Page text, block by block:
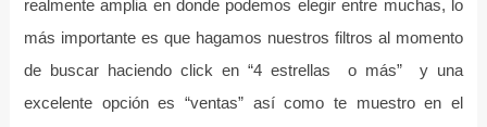
realmente amplia en donde podemos elegir entre muchas, lo
más importante es que hagamos nuestros filtros al momento
de buscar haciendo click en “4 estrellas o más” y una
excelente opción es “ventas” así como te muestro en el